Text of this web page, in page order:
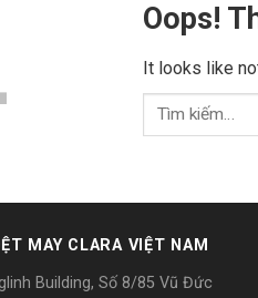
Oops!
It looks like
MAY CLARA VIỆT NAM
Building, Số 8/85 Vũ Đức